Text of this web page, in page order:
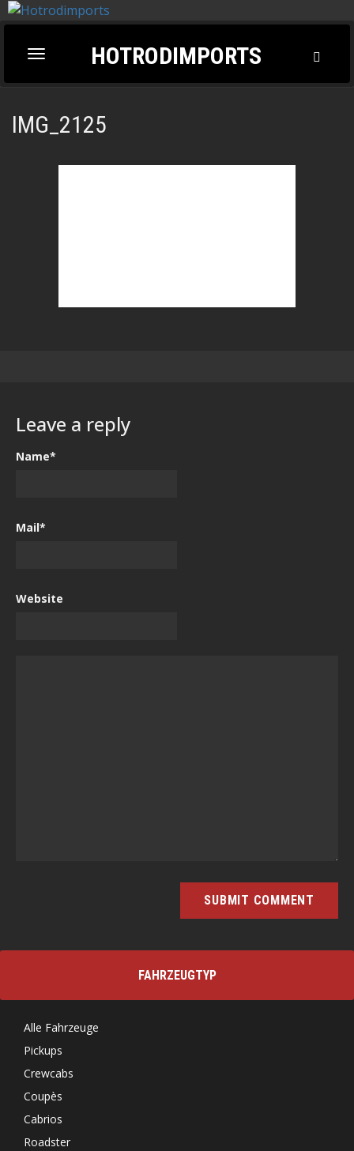
Toggle
navigation
HOTRODIMPORTS
IMG_2125
Leave a reply
Name*
Mail*
Website
FAHRZEUGTYP
Alle Fahrzeuge
Pickups
Crewcabs
Coupès
Cabrios
Roadster